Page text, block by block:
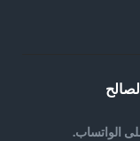
الواتساب.